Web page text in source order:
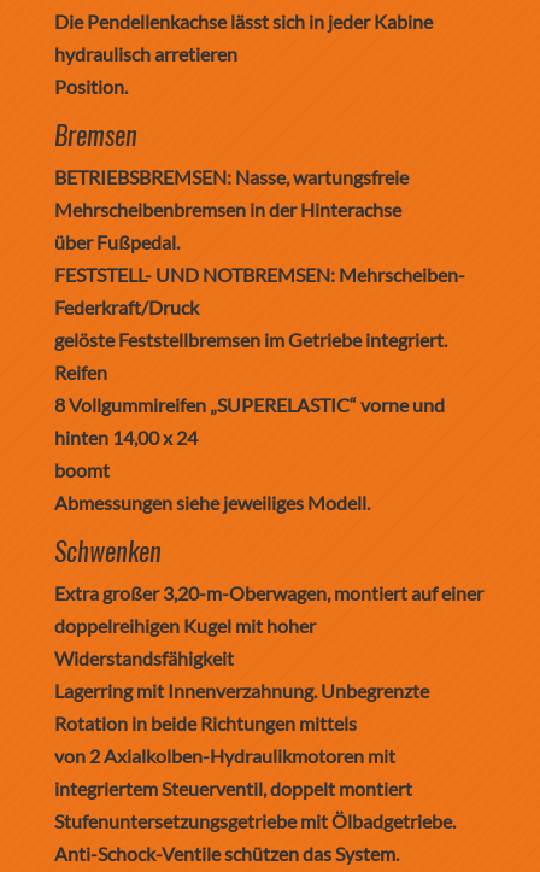
Die Pendellenkachse lässt sich in jeder Kabine
hydraulisch arretieren
Position.
Bremsen
BETRIEBSBREMSEN: Nasse, wartungsfreie
Mehrscheibenbremsen in der Hinterachse
über Fußpedal.
FESTSTELL- UND NOTBREMSEN: Mehrscheiben-
Federkraft/Druck
gelöste Feststellbremsen im Getriebe integriert.
Reifen
8 Vollgummireifen „SUPERELASTIC“ vorne und
hinten 14,00 x 24
boomt
Abmessungen siehe jeweiliges Modell.
Schwenken
Extra großer 3,20-m-Oberwagen, montiert auf einer
doppelreihigen Kugel mit hoher
Widerstandsfähigkeit
Lagerring mit Innenverzahnung. Unbegrenzte
Rotation in beide Richtungen mittels
von 2 Axialkolben-Hydraulikmotoren mit
integriertem Steuerventil, doppelt montiert
Stufenuntersetzungsgetriebe mit Ölbadgetriebe.
Anti-Schock-Ventile schützen das System.